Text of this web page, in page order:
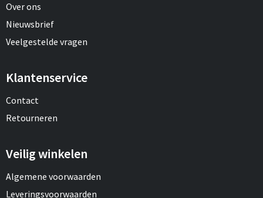
Over ons
Nieuwsbrief
Veelgestelde vragen
Klantenservice
Contact
Retourneren
Veilig winkelen
Algemene voorwaarden
Leveringsvoorwaarden